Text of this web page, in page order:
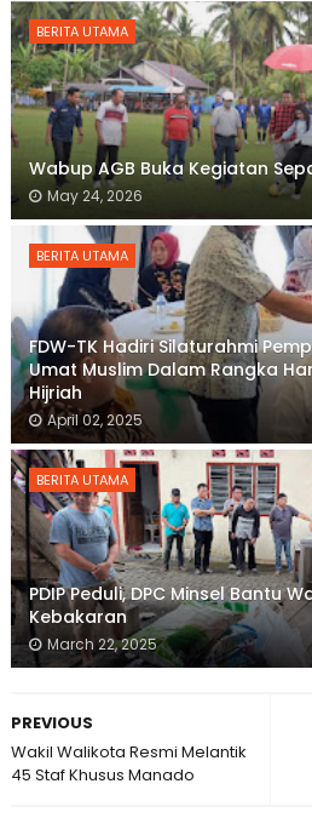
BERITA UTAMA
Wabup AGB Buka Kegiatan
May 24, 2026
BERITA UTAMA
FDW-TK Hadiri Silaturahmi
Umat Muslim Dalam Rangka
Hijriah
April 02, 2025
BERITA UTAMA
PDIP Peduli, DPC Minsel Bantu
Kebakaran
March 22, 2025
PREVIOUS
Wakil Walikota Resmi Melantik
45 Staf Khusus Manado